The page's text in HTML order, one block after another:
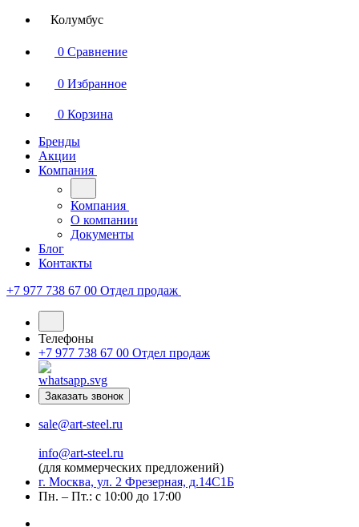
Колумбус
0 Сравнение
0 Избранное
0 Корзина
Бренды
Акции
Компания
Компания
О компании
Документы
Блог
Контакты
+7 977 738 67 00 Отдел продаж
Телефоны
+7 977 738 67 00 Отдел продаж
Заказать звонок
sale@art-steel.ru
info@art-steel.ru
(для коммерческих предложений)
г. Москва, ул. 2 Фрезерная, д.14С1Б
Пн. – Пт.: с 10:00 до 17:00